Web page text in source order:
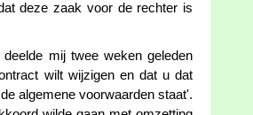
deze zaak voor de rechter is
mij twee weken geleden
wilt wijzigen en dat u dat
algemene voorwaarden staat'.